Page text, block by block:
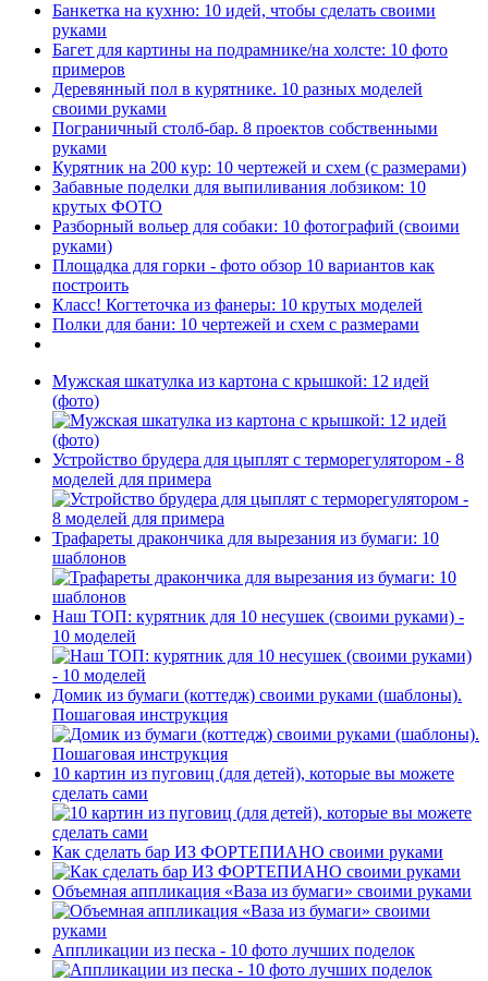
Банкетка на кухню: 10 идей, чтобы сделать своими
руками
Багет для картины на подрамнике/на холсте: 10 фото
примеров
Деревянный пол в курятнике. 10 разных моделей
своими руками
Пограничный столб-бар. 8 проектов собственными
руками
Курятник на 200 кур: 10 чертежей и схем (с размерами)
Забавные поделки для выпиливания лобзиком: 10
крутых ФОТО
Разборный вольер для собаки: 10 фотографий (своими
руками)
Площадка для горки - фото обзор 10 вариантов как
построить
Класс! Когтеточка из фанеры: 10 крутых моделей
Полки для бани: 10 чертежей и схем с размерами
Мужская шкатулка из картона с крышкой: 12 идей
(фото)
Устройство брудера для цыплят с терморегулятором - 8
моделей для примера
Трафареты дракончика для вырезания из бумаги: 10
шаблонов
Наш ТОП: курятник для 10 несушек (своими руками) -
10 моделей
Домик из бумаги (коттедж) своими руками (шаблоны).
Пошаговая инструкция
10 картин из пуговиц (для детей), которые вы можете
сделать сами
Как сделать бар ИЗ ФОРТЕПИАНО своими руками
Объемная аппликация «Ваза из бумаги» своими руками
Аппликации из песка - 10 фото лучших поделок